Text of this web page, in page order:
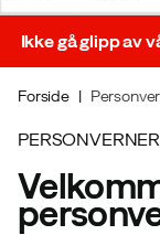
Ikke gå glipp av
Forside